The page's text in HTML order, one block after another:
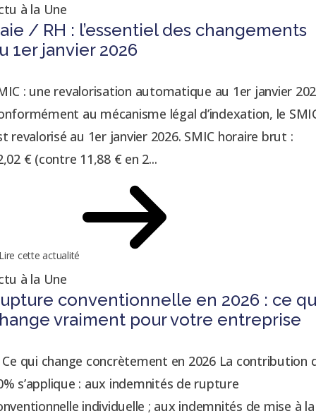
à la Une
/ RH : l’essentiel des changements
1er janvier 2026
: une revalorisation automatique au 1er janvier
au mécanisme légal d’indexation, le
revalorisé au 1er janvier 2026. SMIC horaire brut :
€ (contre 11,88 € en 2...
cette actualité
à la Une
conventionnelle en 2026 : ce
vraiment pour votre entreprise
Ce qui change concrètement en 2026 La contribution
s’applique : aux indemnités de rupture
individuelle ; aux indemnités de mise à la